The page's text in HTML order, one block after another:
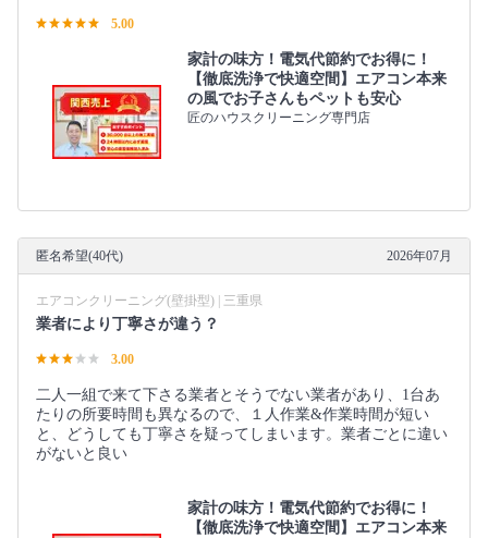
5.00
家計の味方！電気代節約でお得に！
【徹底洗浄で快適空間】エアコン本来
の風でお子さんもペットも安心
匠のハウスクリーニング専門店
匿名希望(40代) 2026年07月
エアコンクリーニング(壁掛型) | 三重県
業者により丁寧さが違う？
3.00
二人一組で来て下さる業者とそうでない業者があり、1台あ
たりの所要時間も異なるので、１人作業&作業時間が短い
と、どうしても丁寧さを疑ってしまいます。業者ごとに違い
がないと良い
家計の味方！電気代節約でお得に！
【徹底洗浄で快適空間】エアコン本来